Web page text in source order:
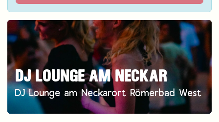
DJ LOUNGE AM NECKAR
DJ Lounge am Neckarort Römerbad West